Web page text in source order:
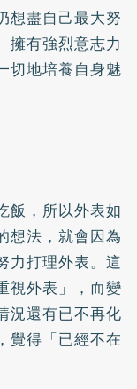
想盡自己最大努
擁有強烈意志力
切地培養自身魅
飯，所以外表如
想法，就會因為
力打理外表。這
視外表」，而變
況還有已不再化
覺得「已經不在